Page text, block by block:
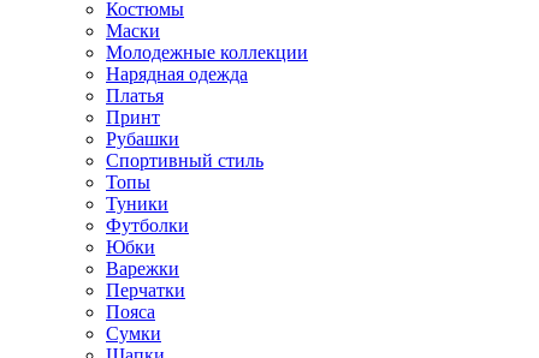
Костюмы
Маски
Молодежные коллекции
Нарядная одежда
Платья
Принт
Рубашки
Спортивный стиль
Топы
Туники
Футболки
Юбки
Варежки
Перчатки
Пояса
Сумки